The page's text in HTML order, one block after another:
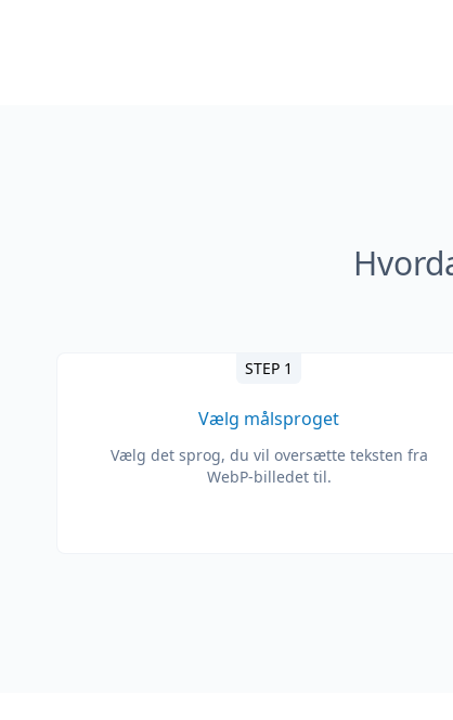
STEP 1
Vælg målsproget
Vælg det sprog, du vil oversætte teksten fra
WebP-billedet til.